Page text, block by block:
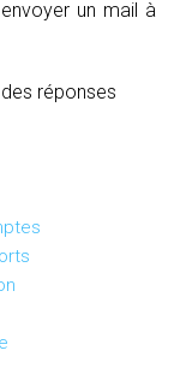
un mail à
réponses